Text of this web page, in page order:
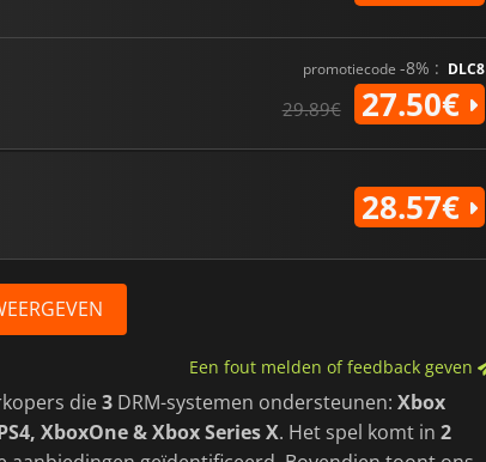
promotiecode -8% : DLC8
29.89€ 27.50€
28.57€
Een fout melden of feedback geven
die3 DRM-systemen ondersteunen: Xbox
XboxOne & Xbox Series X. Het spel komt in 2